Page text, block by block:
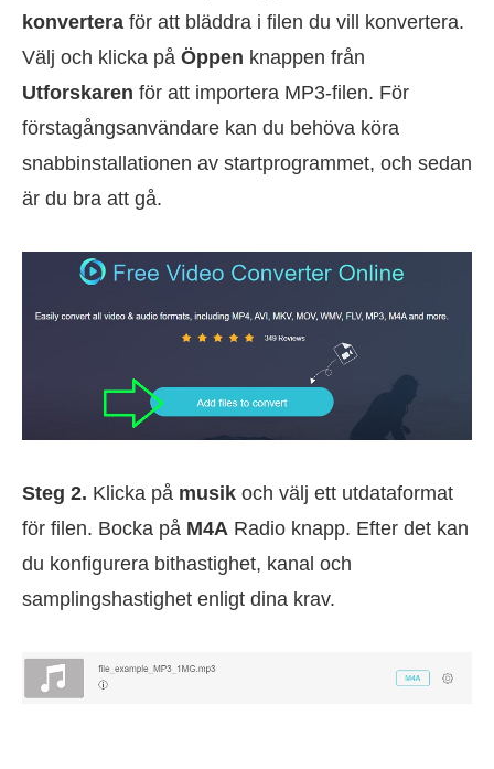
konvertera för att bläddra i filen du vill konvertera.
Välj och klicka på Öppen knappen från
Utforskaren för att importera MP3-filen. För
förstagångsanvändare kan du behöva köra
snabbinstallationen av startprogrammet, och sedan
är du bra att gå.
Steg 2. Klicka på musik och välj ett utdataformat
för filen. Bocka på M4A Radio knapp. Efter det kan
du konfigurera bithastighet, kanal och
samplingshastighet enligt dina krav.